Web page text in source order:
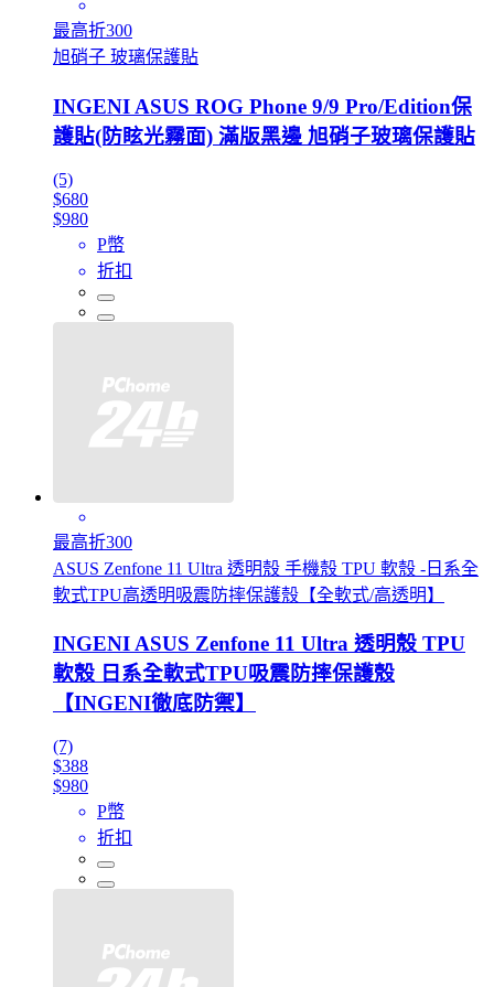
最高折300
旭硝子 玻璃保護貼
INGENI ASUS ROG Phone 9/9 Pro/Edition保
護貼(防眩光霧面) 滿版黑邊 旭硝子玻璃保護貼
(5)
$680
$980
P幣
折扣
最高折300
ASUS Zenfone 11 Ultra 透明殼 手機殼 TPU 軟殼 -日系全
軟式TPU高透明吸震防摔保護殼【全軟式/高透明】
INGENI ASUS Zenfone 11 Ultra 透明殼 TPU
軟殼 日系全軟式TPU吸震防摔保護殼
【INGENI徹底防禦】
(7)
$388
$980
P幣
折扣